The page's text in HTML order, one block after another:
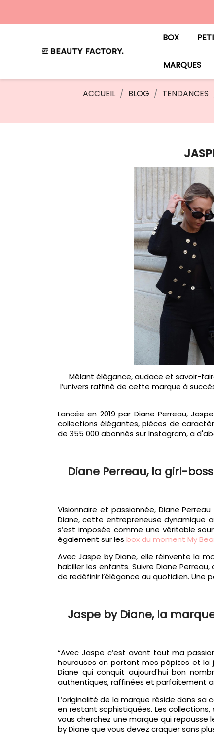
BOX
MARQUES
ACCUEIL BLOG TENDANCES
Mêlant élégance, audace et savoir-
l’univers raffiné de cette marque à
Lancée en 2019 par Diane Perreau,
collections élégantes, pièces de
de 355 000 abonnés sur Instagram, a
Diane Perreau, la girl-
Visionnaire et passionnée, Diane
Diane, cette entrepreneuse dynamique
s’est imposée comme une véritable
également sur les box du moment My
Avec Jaspe by Diane, elle réinvente la
habiller les enfants. Suivre Diane
de redéfinir l’élégance au quotidien. Une
Jaspe by Diane, la
“Avec Jaspe c’est avant tout ma
heureuses en portant mes pépites et la
Diane qui conquit aujourd'hui bon
authentiques, raffinées et parfaitement
L’originalité de la marque réside dans
en restant sophistiquées. Les
vous cherchez une marque qui
by Diane que vous devez craquer sans